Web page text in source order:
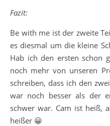
Fazit:
Be with me ist der zweite
es diesmal um die kleine
Hab ich den ersten schon
noch mehr von unseren
schreiben, dass ich den
war noch besser als der
schwer war. Cam ist heiß,
heißer 😀